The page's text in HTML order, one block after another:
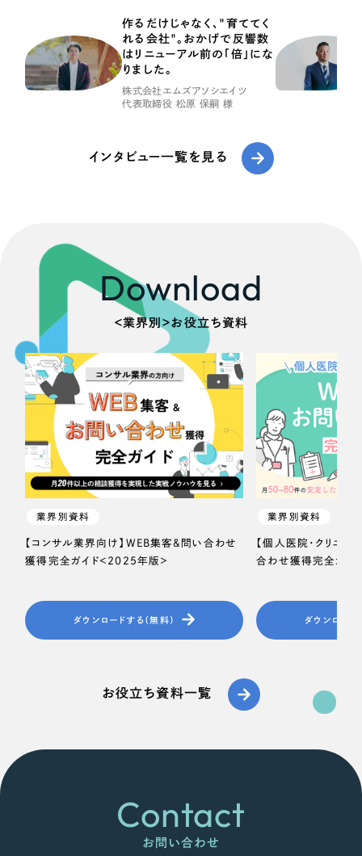
作るだけじゃなく、"育ててく
れる会社"。おかげで反響数
はリニューアル前の「倍」にな
りました。
株式会社エムズアソシエイツ
代表取締役 松原 保嗣 様
インタビュー一覧を見る
Download
＜業界別＞お役立ち資料
業界別資料
【コンサル業界向け】WEB集客＆問い合わせ
獲得完全ガイド＜2025年版＞
ダウンロードする（無料）
業界別資料
【個人医院・クリニッ
合わせ獲得完全ガイ
ダウンロード
お役立ち資料一覧
Contact
お問い合わせ